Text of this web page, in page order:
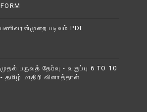
FORM
பணிவரன்முறை படிவம் PDF
முதல் பருவத் தேர்வு - வகுப்பு 6 TO 10
- தமிழ் மாதிரி வினாத்தாள்